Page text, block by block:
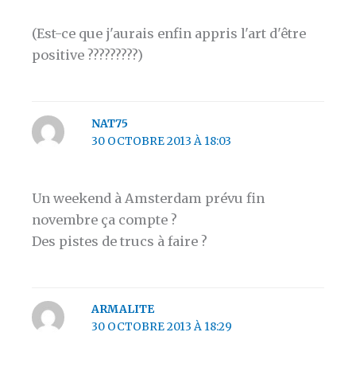
(Est-ce que j'aurais enfin appris l'art d'être
positive ?????????)
NAT75
30 OCTOBRE 2013 À 18:03
Un weekend à Amsterdam prévu fin
novembre ça compte ?
Des pistes de trucs à faire ?
ARMALITE
30 OCTOBRE 2013 À 18:29